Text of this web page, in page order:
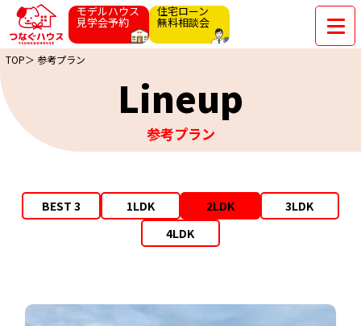
モデルハウス
見学会予約
住宅ローン
無料相談会
TOP＞ 参考プラン
Lineup
参考プラン
BEST 3 1LDK 2LDK
3LDK
4LDK